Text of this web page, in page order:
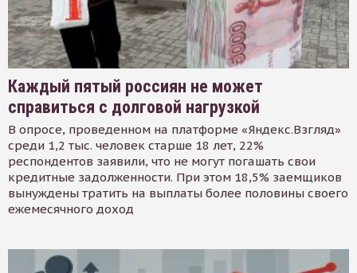
Каждый пятый россиян не может
справиться с долговой нагрузкой
В опросе, проведенном на платформе «Яндекс.Взгляд»
среди 1,2 тыс. человек старше 18 лет, 22%
респондентов заявили, что не могут погашать свои
кредитные задолженности. При этом 18,5% заемщиков
вынуждены тратить на выплаты более половины своего
ежемесячного доход